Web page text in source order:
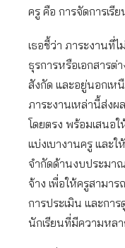
ครู คือ การจัดการเรี
เธอชี้ว่า ภาระงานที่
ธุรการหรือเอกสารต่
สังกัด และอยู่นอกเห
ภาระงานเหล่านี้ส่ง
โดยตรง พร้อมเสนอ
แบ่งเบางานครู และ
จำกัดด้านงบประมาณ
จ้าง เพื่อให้ครูสามา
การประเมิน และกา
นักเรียนที่มีความหล